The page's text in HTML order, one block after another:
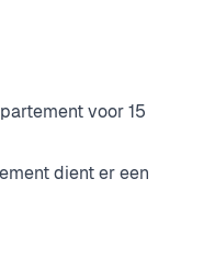
voor 15
dient er een